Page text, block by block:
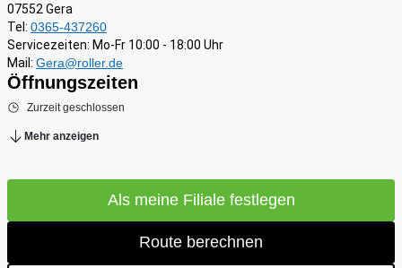
07552 Gera
Tel: 0365-437260
Servicezeiten: Mo-Fr 10:00 - 18:00 Uhr
Mail: Gera@roller.de
Öffnungszeiten
Zurzeit geschlossen
Mehr anzeigen
Als meine Filiale festlegen
Route berechnen